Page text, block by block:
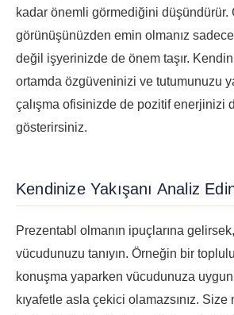
kadar önemli görmediğini düşündürür.
görünüşünüzden emin olmanız sadece
değil işyerinizde de önem taşır.
ortamda özgüveninizi ve tutumunuzu
çalışma ofisinizde de pozitif enerjinizi
gösterirsiniz.
Kendinize Yakışanı Analiz
Prezentabl olmanın ipuçlarına
vücudunuzu tanıyın. Örneğin bir
konuşma yaparken vücudunuza
kıyafetle asla çekici olamazsınız. Size